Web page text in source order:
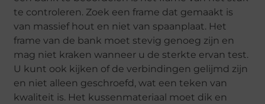
te controleren. Zoek een frame dat gemaakt is
van massief hout en niet van spaanplaat. Het
frame van de bank moet stevig genoeg zijn en
mag niet kraken wanneer u de sterkte ervan test.
U kunt ook kijken of de verbindingen gelijmd zijn
en niet alleen geschroefd, wat een teken van
kwaliteit is. Het kussenmateriaal moet dik en